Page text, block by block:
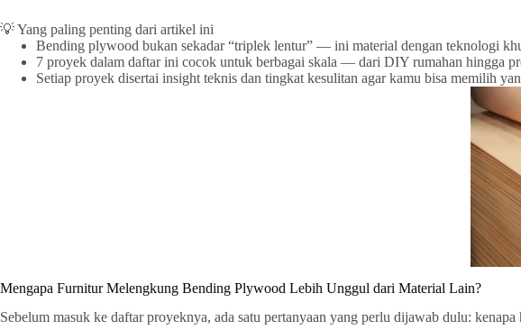
💡 Yang paling penting dari artikel ini
Bending plywood bukan sekadar “triplek lentur” — ini material dengan teknologi
7 proyek dalam daftar ini cocok untuk berbagai skala — dari DIY rumahan hingga
Setiap proyek disertai insight teknis dan tingkat kesulitan agar kamu bisa memilih
Mengapa Furnitur Melengkung Bending Plywood Lebih Unggul dari Material Lain?
Sebelum masuk ke daftar proyeknya, ada satu pertanyaan yang perlu dijawab dulu: